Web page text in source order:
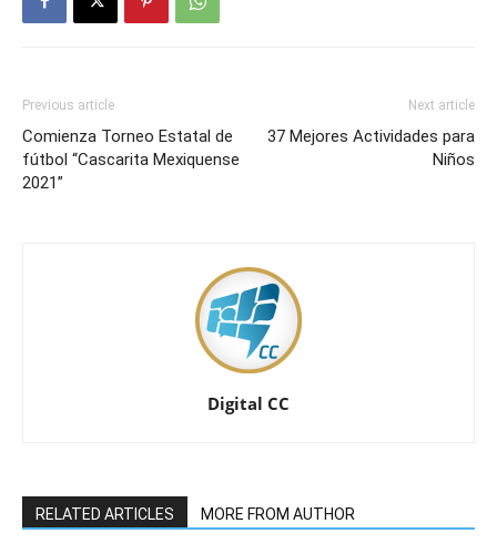
Previous article
Comienza Torneo Estatal de
fútbol “Cascarita Mexiquense
2021”
Next article
37 Mejores Actividades para
Niños
Digital CC
RELATED ARTICLES MORE FROM AUTHOR